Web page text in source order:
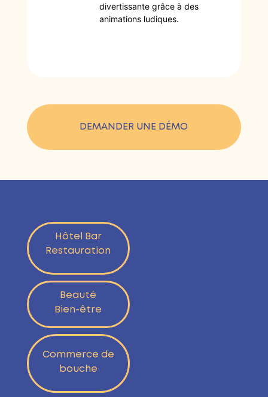
divertissante grâce à des
animations ludiques.
DEMANDER UNE DÉMO
Hôtel Bar
Restauration
Beauté
Bien-être
Commerce de
bouche